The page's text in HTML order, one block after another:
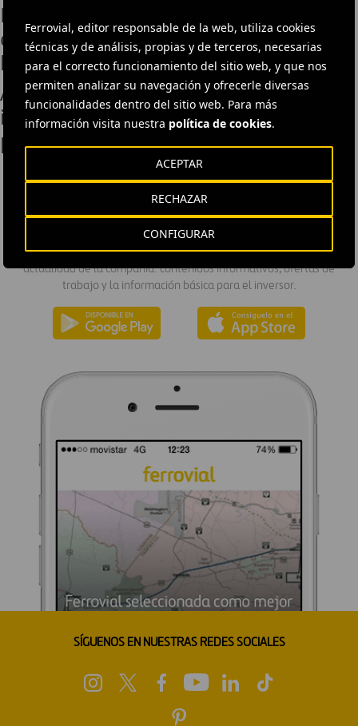
Ferrovial, editor responsable de la web, utiliza cookies
técnicas y de análisis, propias y de terceros, necesarias
para el correcto funcionamiento del sitio web, y que nos
permiten analizar su navegación y ofrecerle diversas
funcionalidades dentro del sitio web. Para más
información visita nuestra política de cookies.
CONFIGURAR
RECHAZAR
ACEPTAR
Ferrovial Agroman inaugura una
circunvalación en Bratislava antes de
lo previsto
Amey Consulting diseña un
innovador proceso de demolición
para los pasos elevados de Churchill
DESCÁRGATE NUESTRA APP
La aplicación de Ferrovial proporciona acceso inmediato a toda la
actualidad de la compañía: contenidos informativos, ofertas de
trabajo y la información básica para el inversor.
SÍGUENOS EN NUESTRAS REDES SOCIALES